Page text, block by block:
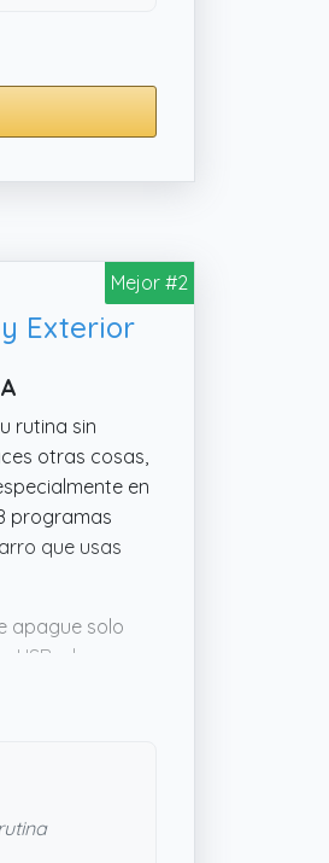
Mejor #2
Exterior
rutina sin
otras cosas,
en
programas
que usas
apague solo
algo que
sugieren